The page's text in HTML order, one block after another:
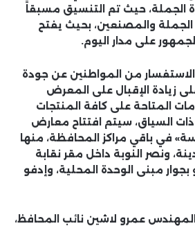
الجملة، حيث تم التنسيق مسبقاً
والمصنعين، بحيث يفتح
على مدار اليوم.
من المواطنين عن جودة
زيادة الإقبال على المعرض
المتاحة على كافة المنتجات
السياق، سيتم افتتاح معارض
في باقي مراكز المحافظة، منها
ونصر النوبة داخل مقر نقابة
مبنى الوحدة المحلية، وإدفو
عمرو لاشين نائب المحافظ،